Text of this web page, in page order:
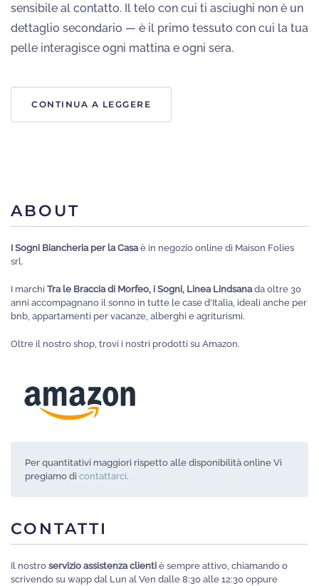
sensibile al contatto. Il telo con cui ti asciughi non è un
dettaglio secondario — è il primo tessuto con cui la tua
pelle interagisce ogni mattina e ogni sera.
CONTINUA A LEGGERE
ABOUT
I Sogni Biancheria per la Casaè in negozio online di Maison Folies
srl.
I marchi Tra le Braccia di Morfeo, i Sogni, Linea Lindsanada oltre 30
anni accompagnano il sonno in tutte le case d'Italia, ideali anche per
bnb, appartamenti per vacanze, alberghi e agriturismi.
Oltre il nostro shop, trovi i nostri prodotti su Amazon.
Per quantitativi maggiori rispetto alle disponibilità online Vi
pregiamo di contattarci.
CONTATTI
Il nostro servizio assistenza clienti è sempre attivo, chiamando o
scrivendo su wapp dal Lun al Ven dalle 8:30 alle 12:30 oppure